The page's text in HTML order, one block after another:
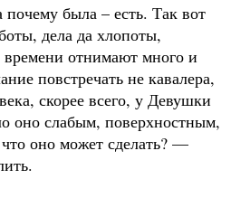
была – есть. Так вот
дела да хлопоты,
отнимают много и
повстречать не кавалера,
скорее всего, у Девушки
оно слабым, поверхностным,
оно может сделать? —